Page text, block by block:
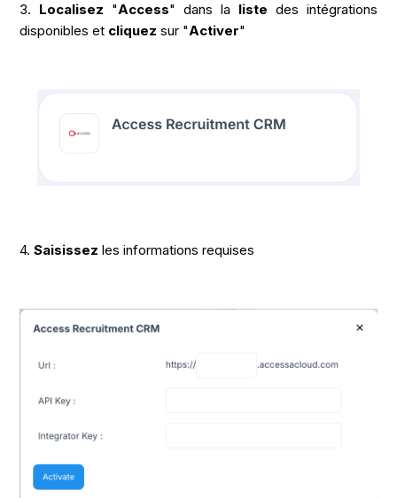
3. Localisez "Access" dans la liste des intégrations
disponibles et cliquez sur "Activer"
4.Saisissez les informations requises